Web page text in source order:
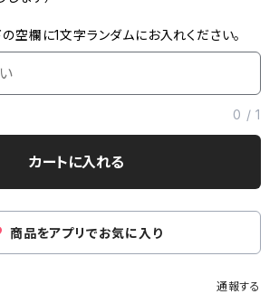
空欄に1文字ランダムにお入れください。
0 /1
カートに入れる
商品をアプリでお気に入り
通報する